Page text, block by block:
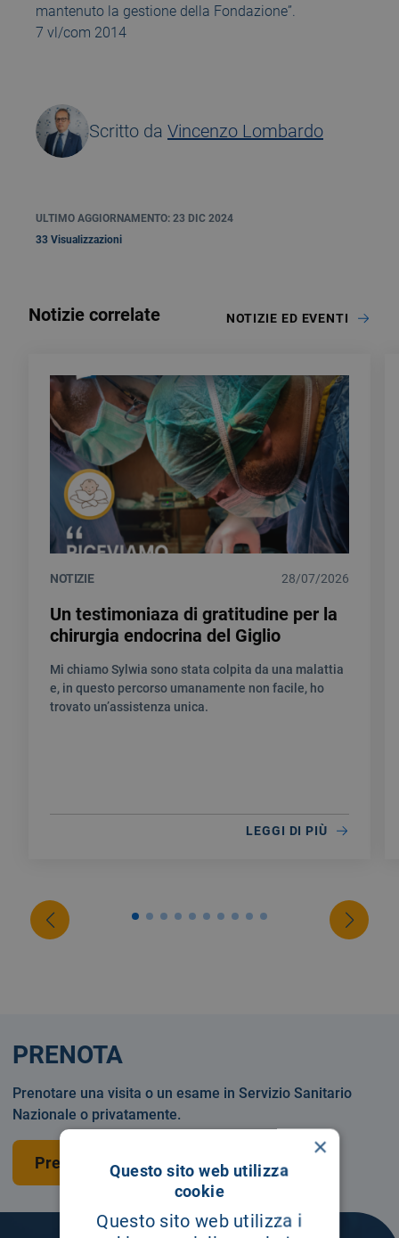
mantenuto la gestione della Fondazione”.
7 vl/com 2014
Scritto da Vincenzo Lombardo
ULTIMO AGGIORNAMENTO: 23 DIC 2024
33 Visualizzazioni
Notizie correlate NOTIZIE ED EVENTI
NOTIZIE 28/07/2026
Un testimoniaza di gratitudine per la
chirurgia endocrina del Giglio
Mi chiamo Sylwia sono stata colpita da una malattia
e, in questo percorso umanamente non facile, ho
trovato un’assistenza unica.
LEGGI DI PIÙ
PRENOTA
Prenotare una visita o un esame in Servizio Sanitario
Nazionale o privatamente.
Prenota una visita
×
Questo sito web utilizza
cookie
Questo sito web utilizza i